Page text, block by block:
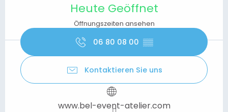
Heute Geöffnet
Öffnungszeiten ansehen
06 80 08 00 ▒▒
Kontaktieren Sie uns
www.bel-event-atelier.com